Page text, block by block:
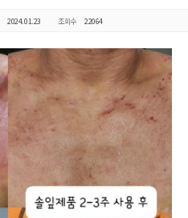
2024.01.23 조회수 22064